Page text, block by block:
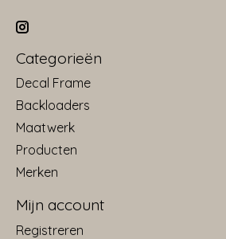
Categorieën
Decal Frame
Backloaders
Maatwerk
Producten
Merken
Mijn account
Registreren